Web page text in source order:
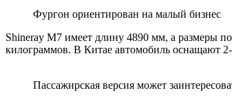
Фургон ориентирован на малый бизнес
Shineray M7 имеет длину 4890 мм, а размеры
килограммов. В Китае автомобиль оснащают
Пассажирская версия может